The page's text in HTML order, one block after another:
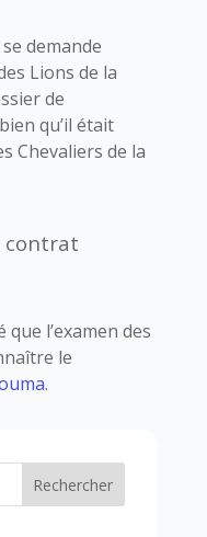
demande
Lions de la
de
qu’il était
Chevaliers de la
contrat
que l’examen des
le
.
Rechercher